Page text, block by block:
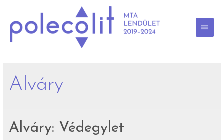
content
Alváry
Alváry: Védegylet